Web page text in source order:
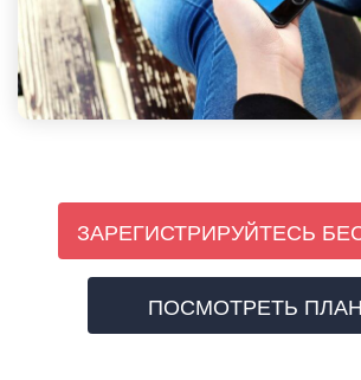
ЗАРЕГИСТРИРУЙТЕСЬ
ПОСМОТРЕТЬ